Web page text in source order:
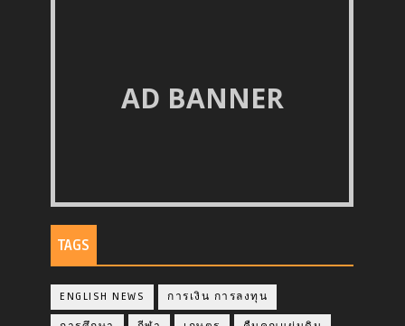
AD BANNER
TAGS
ENGLISH NEWS การเงิน การลงทุน